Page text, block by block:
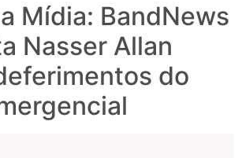
Mídia: BandNews
Nasser Allan
do